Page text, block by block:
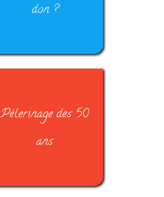
don ?
Pélerinage des 50
ans